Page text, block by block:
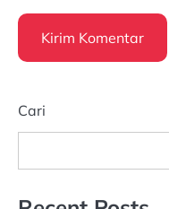
Cari